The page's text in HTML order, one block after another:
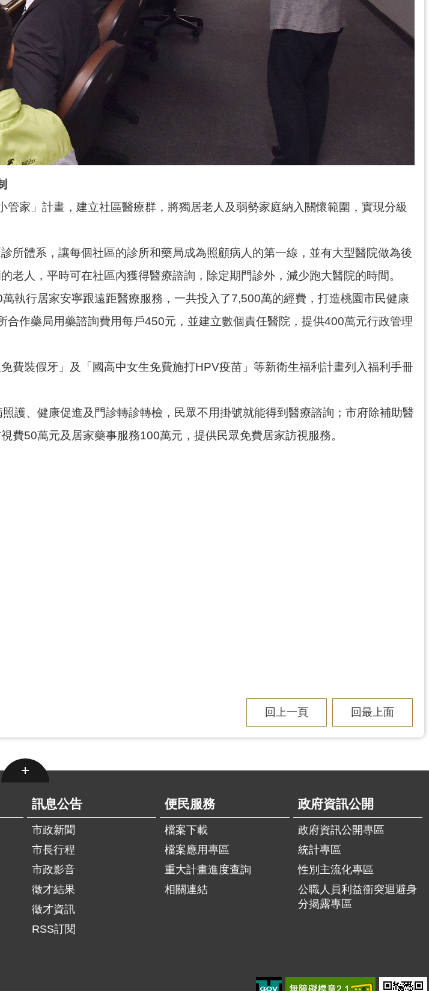
家」計畫，建立社區醫療群，將獨居老人及弱勢家庭納入關懷範圍，實現分級
所體系，讓每個社區的診所和藥局成為照顧病人的第一線，並有大型醫院做為後
人，平時可在社區內獲得醫療諮詢，除定期門診外，減少跑大醫院的時間。
執行居家安寧跟遠距醫療服務，一共投入了7,500萬的經費，打造桃園市民健康
作藥局用藥諮詢費用每戶450元，並建立數個責任醫院，提供400萬元行政管理
費裝假牙」及「國高中女生免費施打HPV疫苗」等新衛生福利計畫列入福利手冊
護、健康促進及門診轉診轉檢，民眾不用掛號就能得到醫療諮詢；市府除補助醫
50萬元及居家藥事服務100萬元，提供民眾免費居家訪視服務。
回上一頁 回最上面
訊息公告
市政新聞
市長行程
市政影音
徵才結果
徵才資訊
RSS訂閱
便民服務
檔案下載
檔案應用專區
重大計畫進度查詢
相關連結
政府資訊公開
政府資訊公開專區
統計專區
性別主流化專區
公職人員利益衝突迴避身
分揭露專區